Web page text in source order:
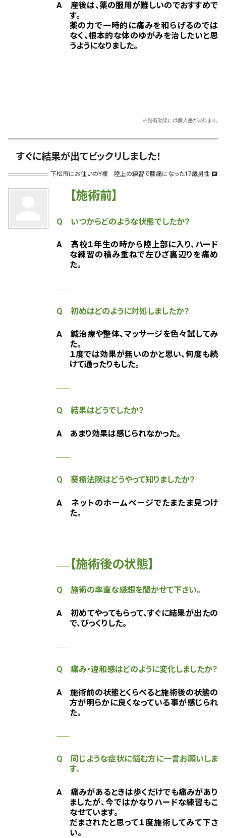
A 産後は、薬の服用が難しいのでおすすめで
す。
薬の力で一時的に痛みを和らげるのでは
なく、根本的な体のゆがみを治したいと思
うようになりました。
※施術効果には個人差があります。
すぐに結果が出てビックリしました！
下松市にお住いのY様 陸上の練習で膝痛になった17歳男性 chat
【施術前】
Q いつからどのような状態でしたか？
A 高校１年生の時から陸上部に入り、ハード
な練習の積み重ねで左ひざ裏辺りを痛め
た。
Q 初めはどのように対処しましたか？
A
鍼治療や整体、マッサージを色々試してみ
た。
１度では効果が無いのかと思い、何度も続
けて通ったりもした。
Q 結果はどうでしたか？
A あまり効果は感じられなかった。
Q 葵療法院はどうやって知りましたか？
A ネットのホームページでたまたま見つけ
た。
【施術後の状態】
Q 施術の率直な感想を聞かせて下さい。
A 初めてやってもらって、すぐに結果が出たの
で、びっくりした。
Q 痛み・違和感はどのように変化しましたか？
A 施術前の状態とくらべると施術後の状態の
方が明らかに良くなっている事が感じられ
た。
Q 同じような症状に悩む方に一言お願いしま
す。
A 痛みがあるときは歩くだけでも痛みがあり
ましたが、今ではかなりハードな練習もこ
なせています。
だまされたと思って１度施術してみて下さ
い。